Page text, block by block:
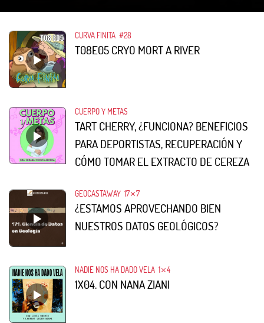
CURVA FINITA #28
T08E05 CRYO MORT A RIVER
CUERPO Y METAS
TART CHERRY, ¿FUNCIONA? BENEFICIOS
PARA DEPORTISTAS, RECUPERACIÓN Y
CÓMO TOMAR EL EXTRACTO DE CEREZA
GEOCASTAWAY 17⨯7
¿ESTAMOS APROVECHANDO BIEN
NUESTROS DATOS GEOLÓGICOS?
NADIE NOS HA DADO VELA 1⨯4
1X04. CON NANA ZIANI